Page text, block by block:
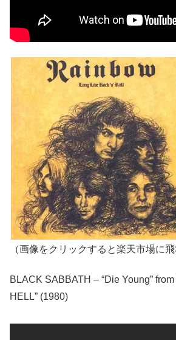
（画像をクリックすると楽天市場に飛
BLACK SABBATH – “Die Young”
HELL” (1980)